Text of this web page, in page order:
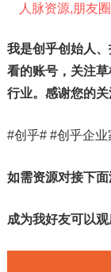
人‮脉‬资源,朋
我是创乎创始人
看的账号，关注
行业。感谢您的关
#创乎# #创乎企
如需资源对接下
成为我好友可以